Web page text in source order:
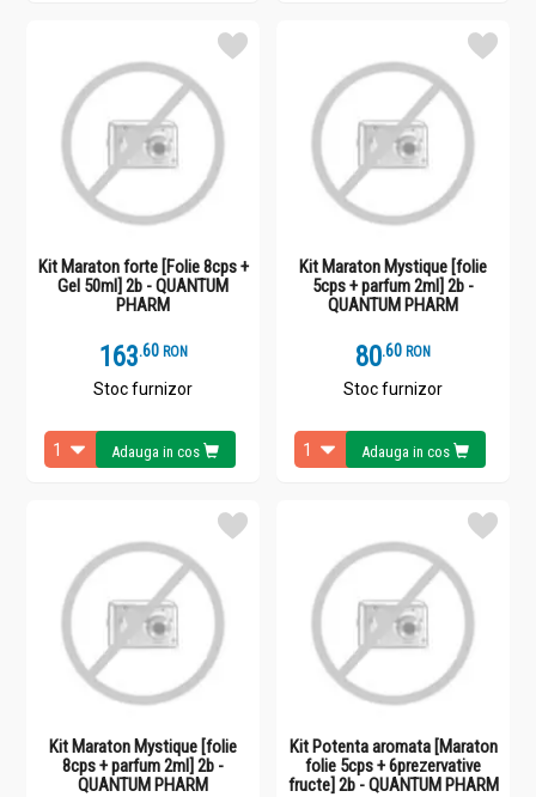
Kit Maraton forte [Folie 8cps +
Gel 50ml] 2b - QUANTUM
PHARM
163.6 RON
Stoc furnizor
Adauga in cos
Kit Maraton Mystique [folie
5cps + parfum 2ml] 2b -
QUANTUM PHARM
80.6 RON
Stoc furnizor
Adauga in cos
Kit Maraton Mystique [folie
8cps + parfum 2ml] 2b -
QUANTUM PHARM
Kit Potenta aromata [Maraton
folie 5cps + 6prezervative
fructe] 2b - QUANTUM PHARM